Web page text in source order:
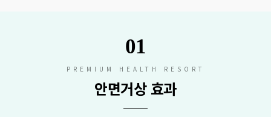
01
PREMIUM HEALTH RESORT
안면거상 효과